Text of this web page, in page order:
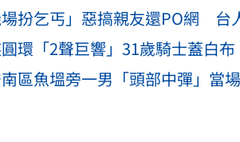
扮乞丐」惡搞親友還PO網 台
環「2聲巨響」31歲騎士蓋白
區魚塭旁一男「頭部中彈」